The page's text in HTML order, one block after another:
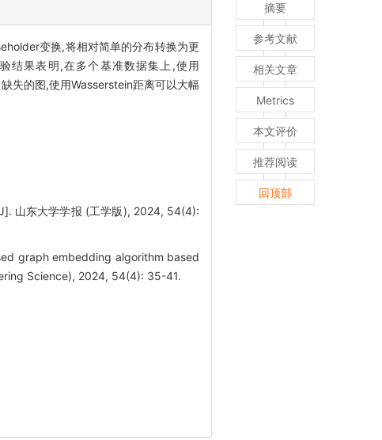
变换,将相对简单的分布转换为更
结果表明,在多个基准数据集上,使用
失的图,使用Wasserstein距离可以大幅
山东大学学报 (工学版), 2024, 54(4):
graph embedding algorithm based
Science), 2024, 54(4): 35-41.
摘要
参考文献
相关文章
Metrics
本文评价
推荐阅读
回顶部